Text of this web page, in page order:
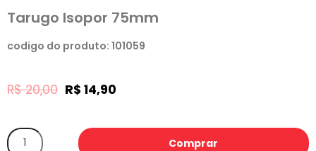
Tarugo Isopor 75mm
codigo do produto: 101059
R$20,00 R$ 14,90
Comprar